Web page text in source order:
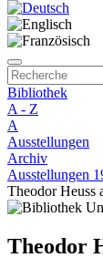
Bibliothek
A - Z
A
Ausstellungen
Archiv
Ausstellungen
Theodor Heuss
Theodor